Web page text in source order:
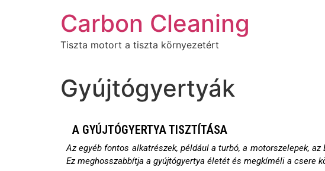
Carbon Cleaning
Tiszta motort a tiszta környezetért
Gyújtógyertyák
A GYÚJTÓGYERTYA TISZTÍTÁSA
Az egyéb fontos alkatrészek, például a turbó, a motorszelepek,
Ez meghosszabbítja a gyújtógyertya életét és megkíméli a csere